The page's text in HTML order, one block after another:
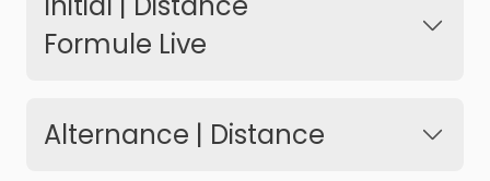
Formule Live
Alternance | Distance